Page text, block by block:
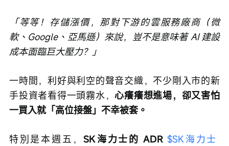
「等等！存儲漲價，那對下游的雲服務廠商（微
軟、Google、亞馬遜）來說，豈不是意味著 AI 建設
成本面臨巨大壓力？」
一時間，利好與利空的聲音交織，不少剛入市的新
手投資者看得一頭霧水，心癢癢想進場，卻又害怕
一買入就「高位接盤」不幸被套。
特別是本週五，SK海力士的 ADR $SK海力士